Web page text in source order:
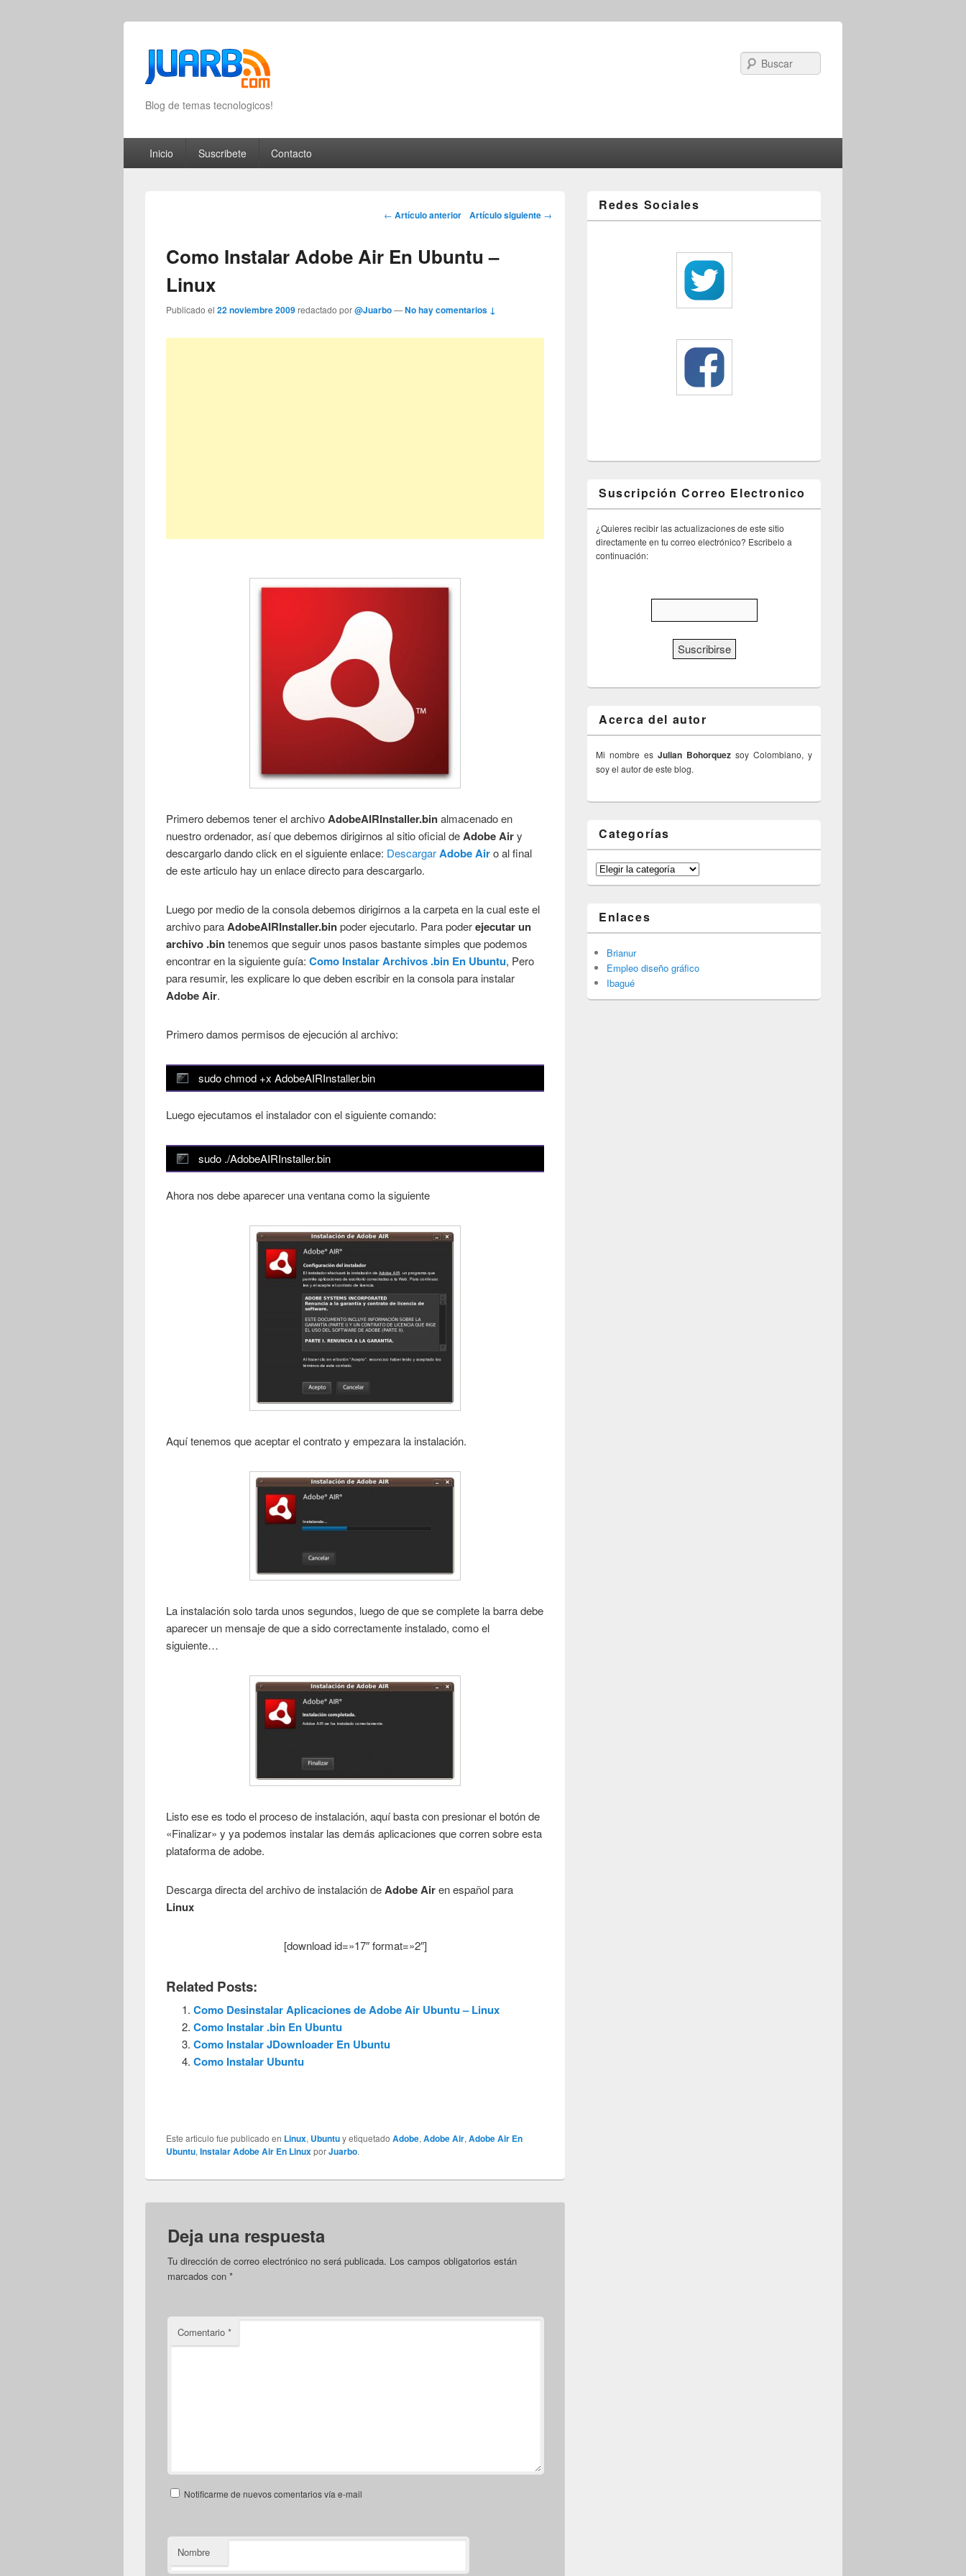
Blog de temas tecnologicos!
Primary menu
Skip to primary content
Skip to secondary content
Inicio Suscribete Contacto
Post navigation
← Artículo anterior Artículo siguiente →
Como Instalar Adobe Air En Ubuntu –
Linux
Publicado el22 noviembre 2009redactado por@Juarbo—No hay comentarios ↓
Primero debemos tener el archivoAdobeAIRInstaller.binalmacenado en
nuestro ordenador, así que debemos dirigirnos al sitio oficial deAdobe Airy
descargarlo dando click en el siguiente enlace: DescargarAdobe Airo al final
de este articulo hay un enlace directo para descargarlo.
Luego por medio de la consola debemos dirigirnos a la carpeta en la cual este el
archivo paraAdobeAIRInstaller.binpoder ejecutarlo. Para poderejecutar un
archivo .bintenemos que seguir unos pasos bastante simples que podemos
encontrar en la siguiente guía:Como Instalar Archivos .bin En Ubuntu, Pero
para resumir, les explicare lo que deben escribir en la consola para instalar
Adobe Air.
Primero damos permisos de ejecución al archivo:
sudo chmod +x AdobeAIRInstaller.bin
Luego ejecutamos el instalador con el siguiente comando:
sudo ./AdobeAIRInstaller.bin
Ahora nos debe aparecer una ventana como la siguiente
Aquí tenemos que aceptar el contrato y empezara la instalación.
La instalación solo tarda unos segundos, luego de que se complete la barra debe
aparecer un mensaje de que a sido correctamente instalado, como el
siguiente…
Listo ese es todo el proceso de instalación, aquí basta con presionar el botón de
«Finalizar» y ya podemos instalar las demás aplicaciones que corren sobre esta
plataforma de adobe.
Descarga directa del archivo de instalación deAdobe Airen español para
Linux
[download id=»17″ format=»2″]
Related Posts:
Como Desinstalar Aplicaciones de Adobe Air Ubuntu – Linux
Como Instalar .bin En Ubuntu
Como Instalar JDownloader En Ubuntu
Como Instalar Ubuntu
Este articulo fue publicado en Linux, Ubuntuy etiquetadoAdobe,Adobe Air,Adobe Air En
Ubuntu,Instalar Adobe Air En LinuxporJuarbo.
Deja una respuesta
Tu dirección de correo electrónico no será publicada. Los campos obligatorios están
marcados con *
Comentario *
Notificarme de nuevos comentarios vía e-mail
Nombre
Redes Sociales
Suscripción Correo Electronico
¿Quieres recibir las actualizaciones de este sitio
directamente en tu correo electrónico? Escribelo a
continuación:
Acerca del autor
Mi nombre es Julian Bohorquez soy Colombiano, y
soy el autor de este blog.
Categorías
Categorías
Enlaces
Brianur
Empleo diseño gráfico
Ibagué